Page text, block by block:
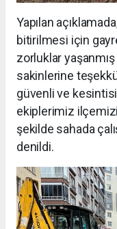
Yapılan
bitirilmesi için
zorluklar yaşanmış
sakinlerine
güvenli ve
ekiplerimiz
şekilde sahada
denildi.